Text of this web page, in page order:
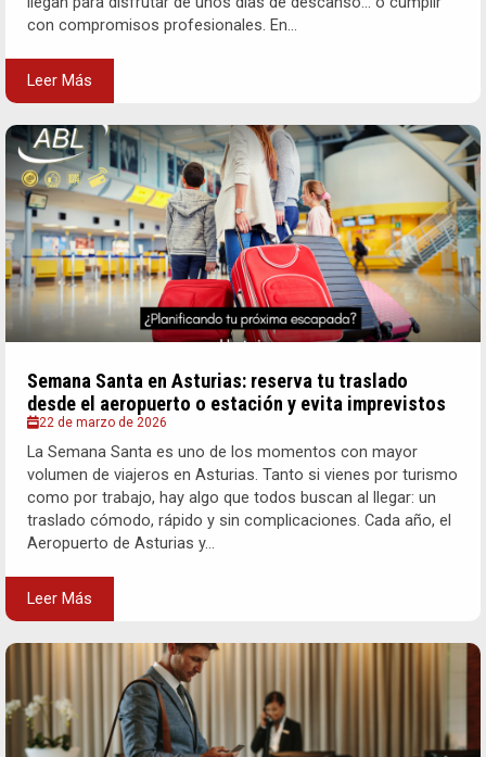
con compromisos profesionales. En...
Leer Más
Semana Santa en Asturias: reserva tu traslado
desde el aeropuerto o estación y evita imprevistos
22 de marzo de 2026
La Semana Santa es uno de los momentos con mayor
volumen de viajeros en Asturias. Tanto si vienes por turismo
como por trabajo, hay algo que todos buscan al llegar: un
traslado cómodo, rápido y sin complicaciones. Cada año, el
Aeropuerto de Asturias y...
Leer Más